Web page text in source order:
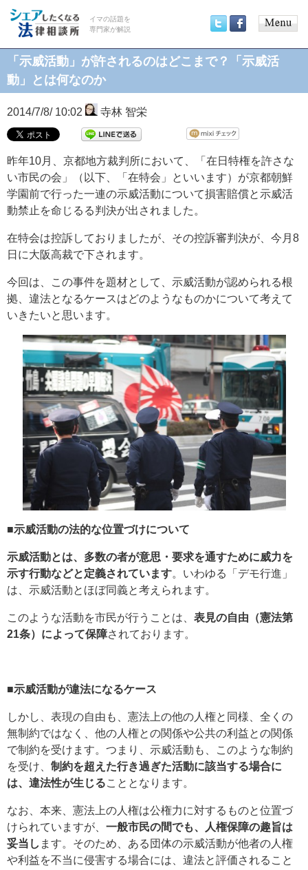
イマの話題を
専門家が解説
menu
「示威活動」が許されるのはどこまで？「示威活
動」とは何なのか
2014/7/8/ 10:02 寺林 智栄
昨年10月、京都地方裁判所において、「在日特権を許さな
い市民の会」（以下、「在特会」といいます）が京都朝鮮
学園前で行った一連の示威活動について損害賠償と示威活
動禁止を命じるる判決が出されました。
在特会は控訴しておりましたが、その控訴審判決が、今月8
日に大阪高裁で下されます。
今回は、この事件を題材として、示威活動が認められる根
拠、違法となるケースはどのようなものかについて考えて
いきたいと思います。
■示威活動の法的な位置づけについて
示威活動とは、多数の者が意思・要求を通すために威力を
示す行動などと定義されています。いわゆる「デモ行進」
は、示威活動とほぼ同義と考えられます。
このような活動を市民が行うことは、 表見の自由（憲法第
21条）によって保障されております。
■示威活動が違法になるケース
しかし、表現の自由も、憲法上の他の人権と同様、全くの
無制約ではなく、他の人権との関係や公共の利益との関係
で制約を受けます。つまり、示威活動も、このような制約
を受け、 制約を超えた行き過ぎた活動に該当する場合に
は、違法性が生じることとなります。
なお、本来、憲法上の人権は公権力に対するものと位置づ
けられていますが、 一般市民の間でも、人権保障の趣旨は
妥当し ます。そのため、ある団体の示威活動が他者の人権
や利益を不当に侵害する場合には、違法と評価されること